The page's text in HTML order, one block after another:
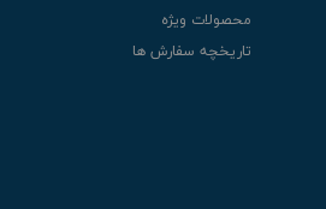
محصولات ویژه
تاریخچه سفارش ها